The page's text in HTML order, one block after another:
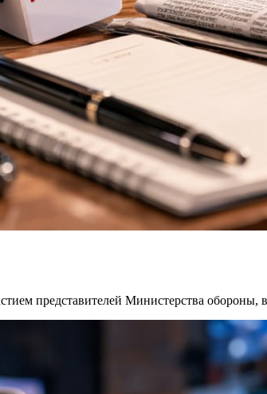
представителей Министерства